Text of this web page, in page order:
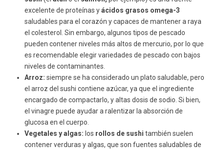
excelente de proteínas yácidos grasos omega-3
saludables para el corazón y capaces de mantener a raya
el colesterol. Sin embargo, algunos tipos de pescado
pueden contener niveles más altos de mercurio, por lo que
es recomendable elegir variedades de pescado con bajos
niveles de contaminantes.
Arroz: siempre se ha considerado un plato saludable, pero
el arroz del sushi contiene azúcar, ya que el ingrediente
encargado de compactarlo, y altas dosis de sodio. Si bien,
el vinagre puede ayudar a ralentizar la absorción de
glucosa en el cuerpo.
Vegetales y algas: los rollos de sushi también suelen
contener verduras y algas, que son fuentes saludables de